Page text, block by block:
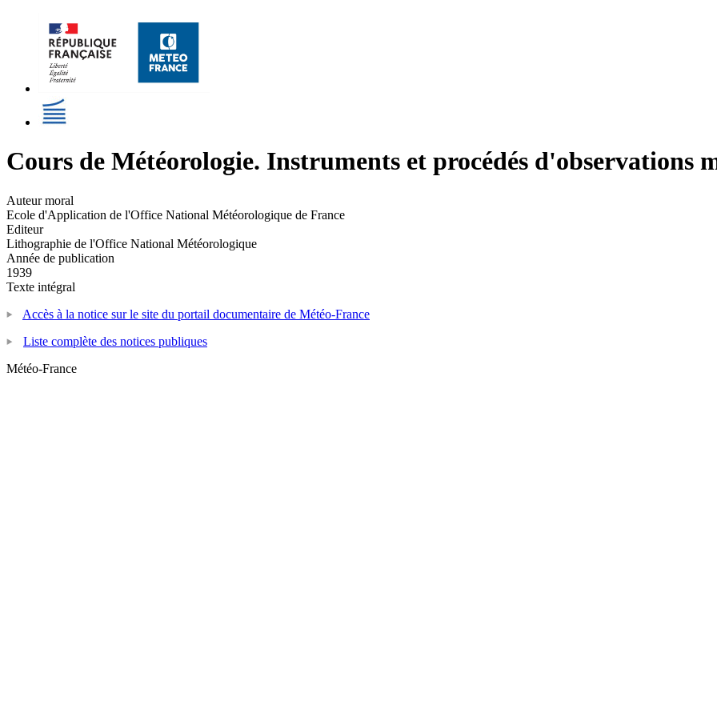
Cours de Météorologie. Instruments et procédés d'observations
Auteur moral
Ecole d'Application de l'Office National Météorologique de France
Editeur
Lithographie de l'Office National Météorologique
Année de publication
1939
Texte intégral
Accès à la notice sur le site du portail documentaire de Météo-France
Liste complète des notices publiques
Météo-France